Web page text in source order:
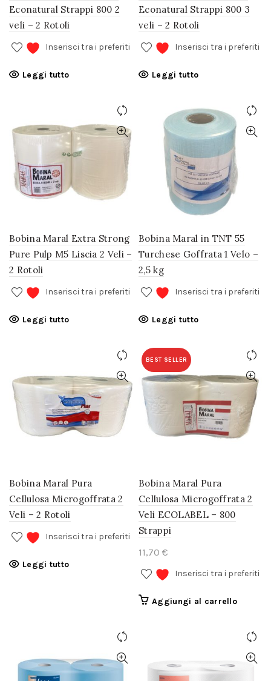
Econatural Strappi 800 2
veli – 2 Rotoli
Inserisci tra i preferiti
Leggi tutto
Econatural Strappi 800 3
veli – 2 Rotoli
Inserisci tra i preferiti
Leggi tutto
Bobina Maral Extra Strong
Pure Pulp M5 Liscia 2 Veli –
2 Rotoli
Inserisci tra i preferiti
Leggi tutto
Bobina Maral in TNT 55
Turchese Goffrata 1 Velo –
2,5 kg
Inserisci tra i preferiti
Leggi tutto
Bobina Maral Pura
Cellulosa Microgoffrata 2
Veli – 2 Rotoli
Inserisci tra i preferiti
Leggi tutto
BEST SELLER
Bobina Maral Pura
Cellulosa Microgoffrata 2
Veli ECOLABEL – 800
Strappi
€
Inserisci tra i preferiti
Aggiungi al carrello